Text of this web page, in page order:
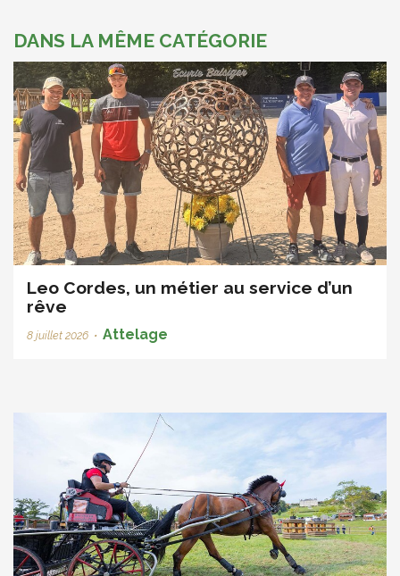
DANS LA MÊME CATÉGORIE
Leo Cordes, un métier au service d’un
rêve
8 juillet 2026 • Attelage